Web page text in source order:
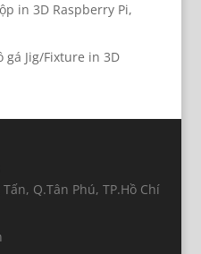
in 3D Raspberry Pi,
gá Jig/Fixture in 3D
Q.Tân Phú, TP.Hồ Chí